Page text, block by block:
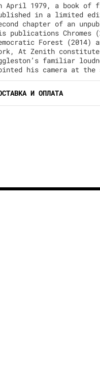
April 1979, a book of
in a limited
chapter of an
publications Chromes
Forest
At Zenith
familiar
his camera at
И ОПЛАТА